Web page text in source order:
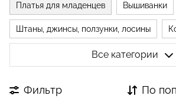
Платья для младенцев Вышиванки
Штаны, джинсы, ползунки, лосины
Солнцезащитная
Все категории
Фильтр По